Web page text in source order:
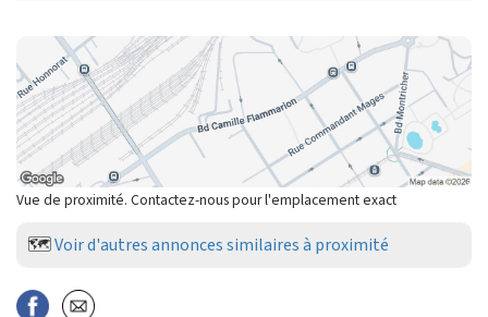
Vue de proximité. Contactez-nous pour l'emplacement exact
🗺️Voir d'autres annonces similaires à proximité